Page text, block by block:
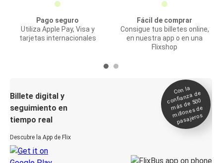
Pago seguro
Utiliza Apple Pay, Visa y
tarjetas internacionales
Fácil de comprar
Consigue tus billetes online,
en nuestra app o en una
Flixshop
Billete digital y
seguimiento en
tiempo real
Descubre la App de Flix
Con la
confianza de
más de 500
millones de
pasajeros